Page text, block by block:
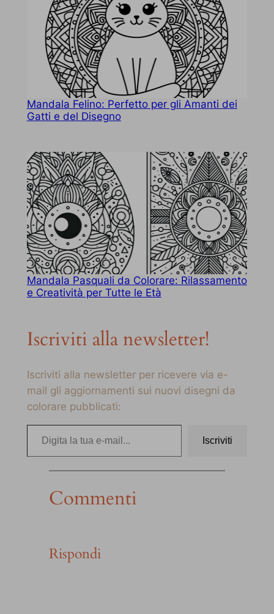
Mandala Felino: Perfetto per gli Amanti dei
Gatti e del Disegno
Mandala Pasquali da Colorare: Rilassamento
e Creatività per Tutte le Età
Iscriviti alla newsletter!
Iscriviti alla newsletter per ricevere via e-
mail gli aggiornamenti sui nuovi disegni da
colorare pubblicati:
Digita la tua e-mail…
Iscriviti
Commenti
Rispondi